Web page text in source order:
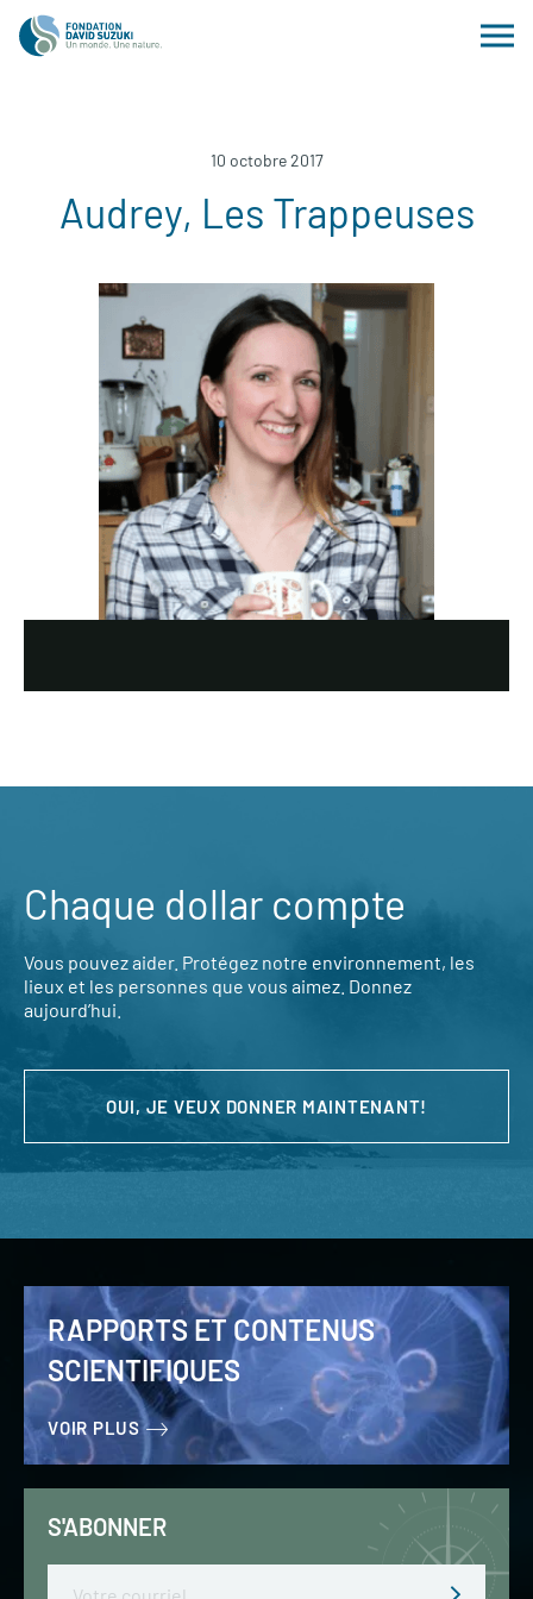
10 octobre 2017
Audrey, Les Trappeuses
Chaque dollar compte
Vous pouvez aider. Protégez notre environnement, les
lieux et les personnes que vous aimez. Donnez
aujourd’hui.
OUI, JE VEUX DONNER MAINTENANT!
RAPPORTS ET CONTENUS
SCIENTIFIQUES
VOIR PLUS
S'ABONNER